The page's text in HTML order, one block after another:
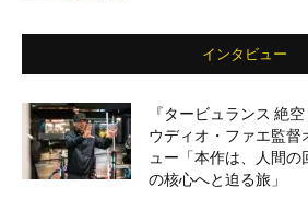
インタビュー
『タービュランス 絶
ウディオ・ファエ監
ュー「本作は、人間
の核心へと迫る旅」